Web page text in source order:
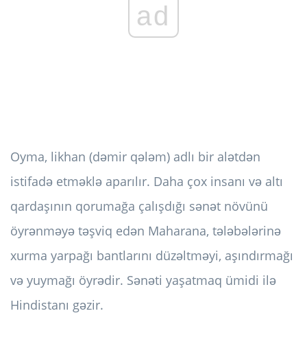
ad
Oyma, likhan (dəmir qələm) adlı bir alətdən
istifadə etməklə aparılır. Daha çox insanı və altı
qardaşının qorumağa çalışdığı sənət növünü
öyrənməyə təşviq edən Maharana, tələbələrinə
xurma yarpağı bantlarını düzəltməyi, aşındırmağı
və yuymağı öyrədir. Sənəti yaşatmaq ümidi ilə
Hindistanı gəzir.